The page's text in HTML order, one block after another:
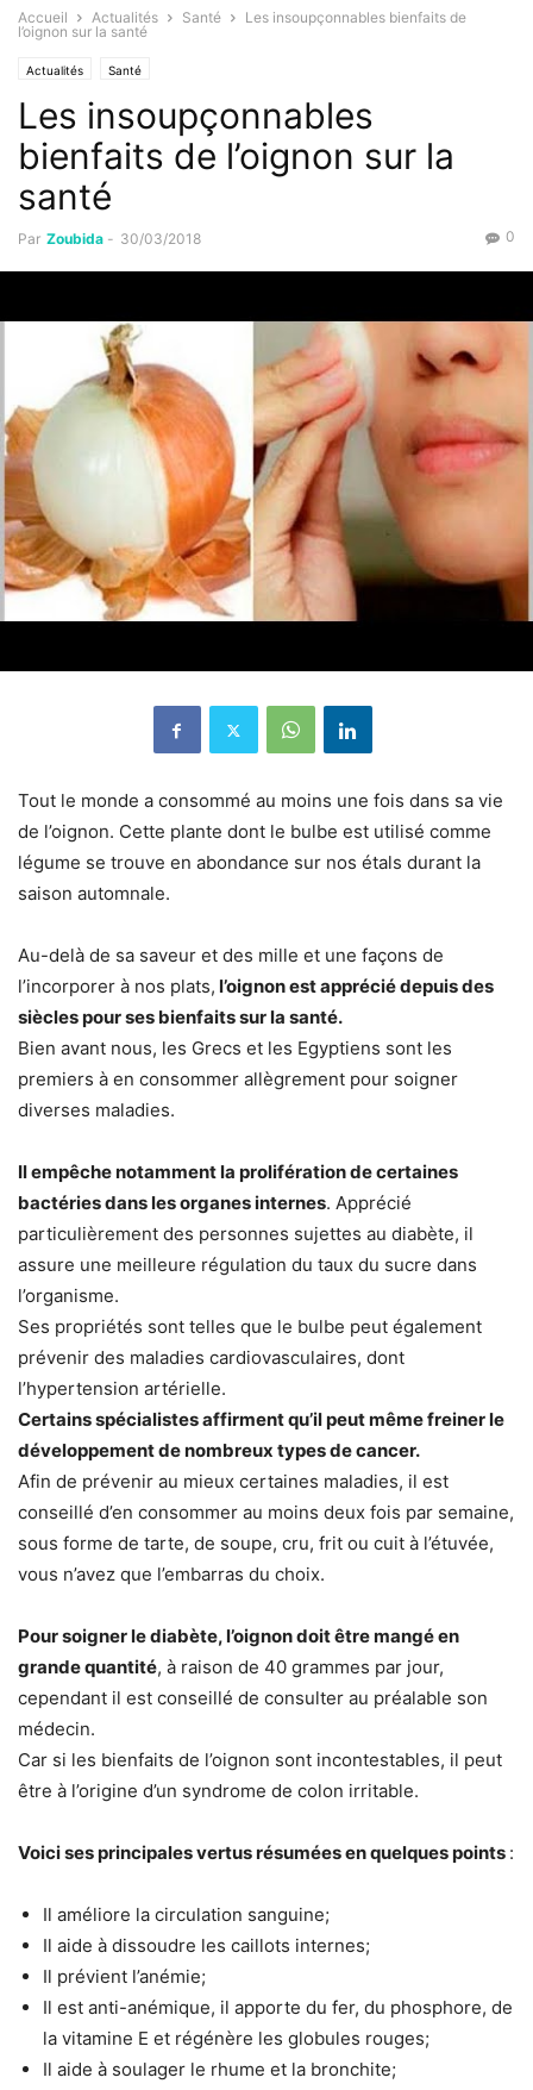
Accueil Actualités Santé
Les insoupçonnables bienfaits de
l’oignon sur la santé
Actualités Santé
Les insoupçonnables
bienfaits de l’oignon sur la
santé
Par Zoubida - 30/03/2018 0
Tout le monde a consommé au moins une fois dans sa vie
de l’oignon. Cette plante dont le bulbe est utilisé comme
légume se trouve en abondance sur nos étals durant la
saison automnale.
Au-delà de sa saveur et des mille et une façons de
l’incorporer à nos plats, l’oignon est apprécié depuis des
siècles pour ses bienfaits sur la santé.
Bien avant nous, les Grecs et les Egyptiens sont les
premiers à en consommer allègrement pour soigner
diverses maladies.
Il empêche notamment la prolifération de certaines
bactéries dans les organes internes. Apprécié
particulièrement des personnes sujettes au diabète, il
assure une meilleure régulation du taux du sucre dans
l’organisme.
Ses propriétés sont telles que le bulbe peut également
prévenir des maladies cardiovasculaires, dont
l’hypertension artérielle.
Certains spécialistes affirment qu’il peut même freiner le
développement de nombreux types de cancer.
Afin de prévenir au mieux certaines maladies, il est
conseillé d’en consommer au moins deux fois par semaine,
sous forme de tarte, de soupe, cru, frit ou cuit à l’étuvée,
vous n’avez que l’embarras du choix.
Pour soigner le diabète, l’oignon doit être mangé en
grande quantité, à raison de 40 grammes par jour,
cependant il est conseillé de consulter au préalable son
médecin.
Car si les bienfaits de l’oignon sont incontestables, il peut
être à l’origine d’un syndrome de colon irritable.
Voici ses principales vertus résumées en quelques points :
Il améliore la circulation sanguine;
Il aide à dissoudre les caillots internes;
Il prévient l’anémie;
Il est anti-anémique, il apporte du fer, du phosphore, de
la vitamine E et régénère les globules rouges;
Il aide à soulager le rhume et la bronchite;